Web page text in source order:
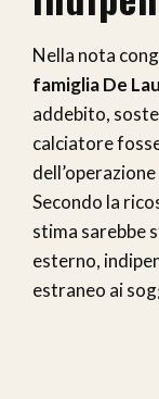
Nella nota
famiglia De
addebito,
calciatore
Secondo la
stima sarebbe
esterno,
estraneo ai